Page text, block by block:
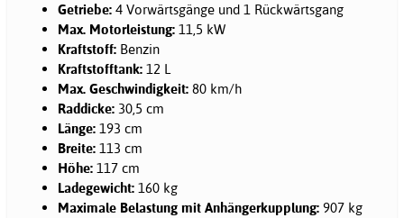
Getriebe: 4 Vorwärtsgänge und 1 Rückwärtsgang
Max. Motorleistung: 11,5 kW
Kraftstoff: Benzin
Kraftstofftank: 12 L
Max. Geschwindigkeit: 80 km/h
Raddicke: 30,5 cm
Länge: 193 cm
Breite: 113 cm
Höhe: 117 cm
Ladegewicht: 160 kg
Maximale Belastung mit Anhängerkupplung: 907 kg